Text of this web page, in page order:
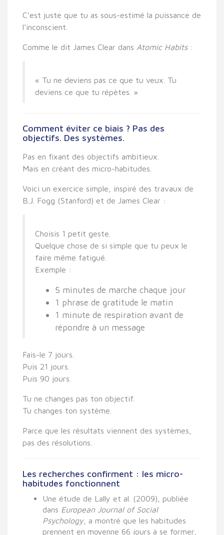
C’est juste que tu as sous-estimé la puissance de
l’inconscient.
Comme le dit James Clear dans Atomic Habits:
« Tu ne deviens pas ce que tu veux. Tu
deviens ce que tu répètes. »
Comment éviter ce biais ? Pas des
objectifs. Des systèmes.
Pas en fixant des objectifs ambitieux.
Mais en créant des micro-habitudes
Voici un exercice simple, inspiré des travaux de
B.J. Fogg (Stanford) et de James Clear :
Choisis 1 petit geste.
Quelque chose de si simple que tu peux le
faire même fatigué.
Exemple :
5 minutes de marche chaque jour
1 phrase de gratitude le matin
1 minute de respiration avant de
répondre à un message
Fais-le 7 jours.
Puis 21 jours.
Puis 90 jours.
Tu ne changes pas ton objectif.
Tu changes ton système
Parce que les résultats viennent des systèmes,
pas des résolutions.
Les recherches confirment : les micro-
habitudes fonctionnent
Une étude de Lally et al. (2009) , publiée
dans European Journal of Social
Psychology, a montré que les habitudes
prennent en moyenne 66 jours à se former